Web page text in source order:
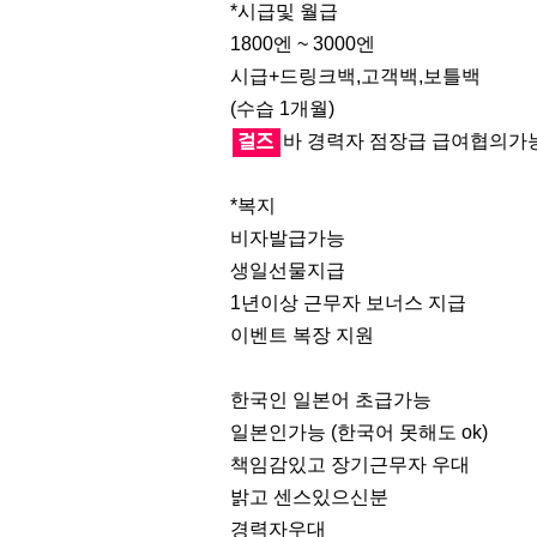
*시급및 월급
1800엔 ~ 3000엔
시급+드링크백,고객백,보틀백
(수습 1개월)
걸즈 바 경력자 점장급 급여협의가
*복지
비자발급가능
생일선물지급
1년이상 근무자 보너스 지급
이벤트 복장 지원
한국인 일본어 초급가능
일본인가능 (한국어 못해도 ok)
책임감있고 장기근무자 우대
밝고 센스있으신분
경력자우대